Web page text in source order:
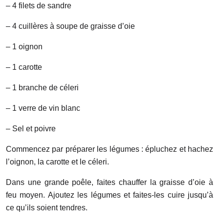
– 4 filets de sandre
– 4 cuillères à soupe de graisse d’oie
– 1 oignon
– 1 carotte
– 1 branche de céleri
– 1 verre de vin blanc
– Sel et poivre
Commencez par préparer les légumes : épluchez et hachez
l’oignon, la carotte et le céleri.
Dans une grande poêle, faites chauffer la graisse d’oie à
feu moyen. Ajoutez les légumes et faites-les cuire jusqu’à
ce qu’ils soient tendres.